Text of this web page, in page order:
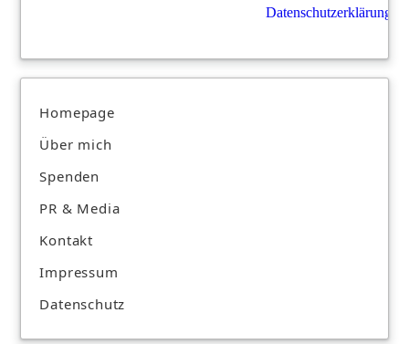
Datenschutzerklärung
Homepage
Über mich
Spenden
PR & Media
Kontakt
Impressum
Datenschutz